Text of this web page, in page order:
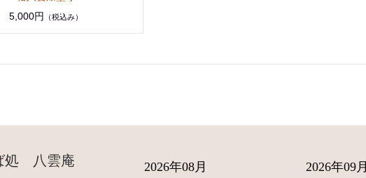
5,000円
（税込み）
処 八雲庵 2026年08月 2026年09月